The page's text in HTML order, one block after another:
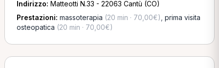
Indirizzo: Matteotti N.33 - 22063 Cantù (CO)
Prestazioni: massoterapia (20 min · 70,00€) prima visita
osteopatica (20 min · 70,00€)